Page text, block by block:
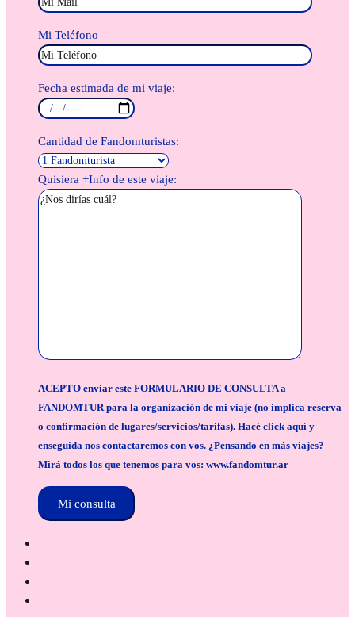
Mi Teléfono
Fecha estimada de mi viaje:
Cantidad de Fandomturistas:
Quisiera +Info de este viaje:
ACEPTO enviar este FORMULARIO DE CONSULTA a
FANDOMTUR para la organización de mi viaje (no implica reserva
o confirmación de lugares/servicios/tarifas). Hacé click aquí y
enseguida nos contactaremos con vos. ¿Pensando en más viajes?
Mirá todos los que tenemos para vos: www.fandomtur.ar